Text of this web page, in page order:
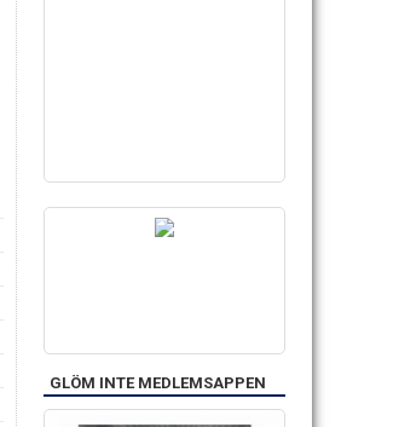
GLÖM INTE MEDLEMSAPPEN